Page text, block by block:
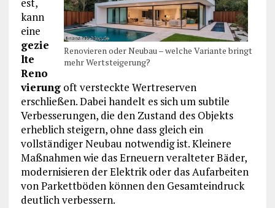
Renovieren oder Neubau – welche Variante bringt
mehr Wertsteigerung?
est,
kann
eine
gezie
lte
Reno
vierungoft versteckte Wertreserven
erschließen. Dabei handelt es sich um subtile
Verbesserungen, die den Zustand des Objekts
erheblich steigern, ohne dass gleich ein
vollständiger Neubau notwendig ist. Kleinere
Maßnahmen wie das Erneuern veralteter Bäder,
modernisieren der Elektrik oder das Aufarbeiten
von Parkettböden können den Gesamteindruck
deutlich verbessern.